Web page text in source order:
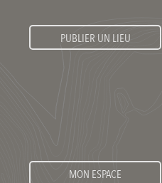
PUBLIER UN LIEU
MON ESPACE